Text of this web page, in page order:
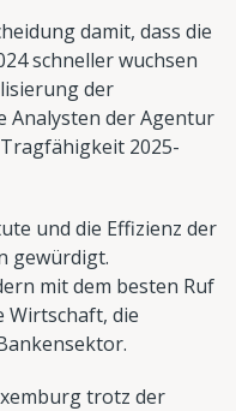
damit, dass die
schneller wuchsen
der
Analysten der Agentur
2025-
und die Effizienz der
gewürdigt.
mit dem besten Ruf
Wirtschaft, die
trotz der